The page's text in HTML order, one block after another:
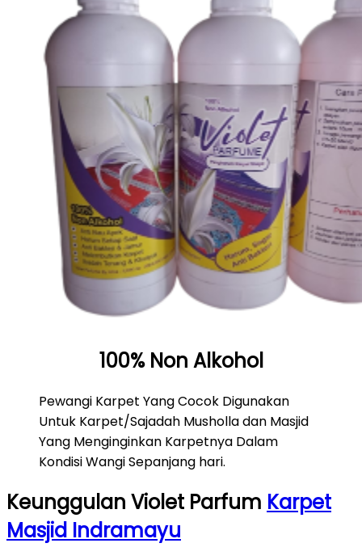
100% Non Alkohol
Pewangi Karpet Yang Cocok Digunakan
Untuk Karpet/Sajadah Musholla dan Masjid
Yang Menginginkan Karpetnya Dalam
Kondisi Wangi Sepanjang hari.
Keunggulan Violet Parfum Karpet
Masjid Indramayu